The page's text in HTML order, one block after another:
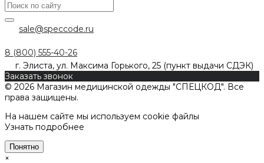
sale@speccode.ru
8 (800) 555-40-26
г. Элиста, ул. Максима Горького, 25 (пункт выдачи СДЭК)
Заказать звонок
© 2026 Магазин медицинской одежды "СПЕЦКОД". Все
права защищены.
На нашем сайте мы используем cookie файлы
Узнать подробнее
Понятно
×